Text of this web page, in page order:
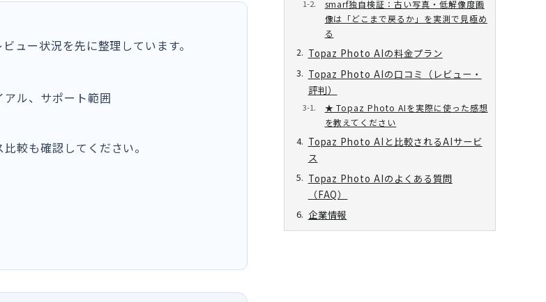
ュー状況を先に整理しています。
ル、サポート範囲
較も確認してください。
smarf独自検証：古い写真・低解像度画
像は「どこまで戻るか」を実測で見極め
る
Topaz Photo AIの料金プラン
Topaz Photo AIの口コミ（レビュー・
評判）
★ Topaz Photo AIを実際に使った感想
を教えてください
Topaz Photo AIと比較されるAIサービ
ス
Topaz Photo AIのよくある質問
（FAQ）
企業情報